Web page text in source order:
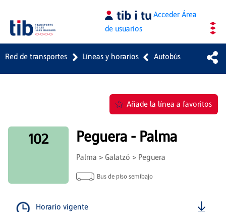
Saltar al contenido principal AccederÁrea
de usuarios
Red de transportes Líneas y horarios Autobús
Añade la línea a favoritos
102 Peguera - Palma
Palma > Galatzó > Peguera
Bus de piso semibajo
Horario vigente